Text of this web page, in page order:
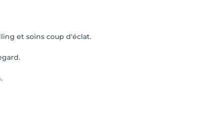
et soins coup d'éclat.